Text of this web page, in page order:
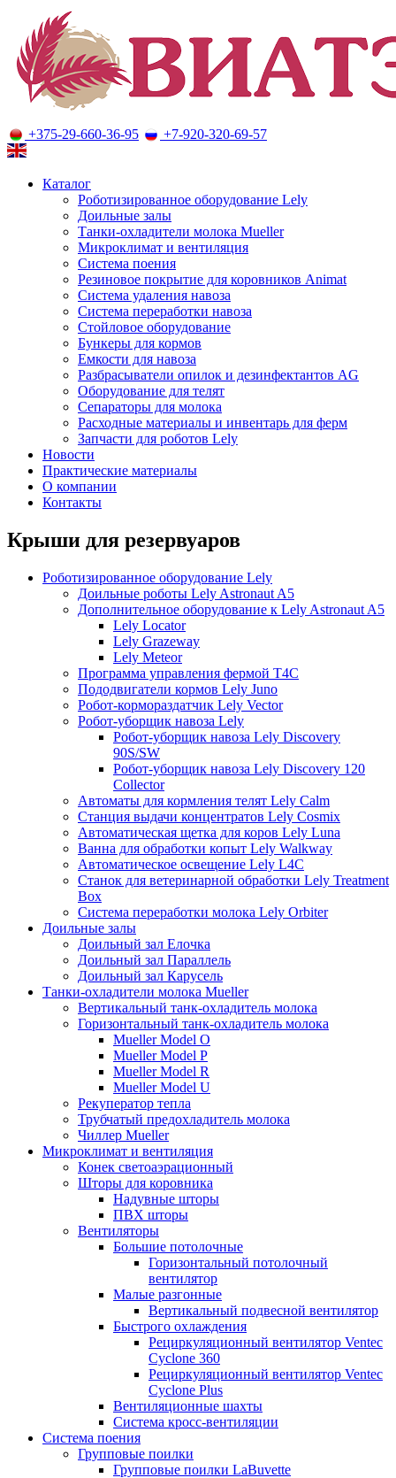
Оборудование для молочного животноводства
+375-29-660-36-95 +7-920-320-69-57
Каталог
Роботизированное оборудование Lely
Доильные залы
Танки-охладители молока Mueller
Микроклимат и вентиляция
Система поения
Резиновое покрытие для коровников Animat
Система удаления навоза
Система переработки навоза
Стойловое оборудование
Бункеры для кормов
Емкости для навоза
Разбрасыватели опилок и дезинфектантов AG
Оборудование для телят
Сепараторы для молока
Расходные материалы и инвентарь для ферм
Запчасти для роботов Lely
Новости
Практические материалы
О компании
Контакты
Крыши для резервуаров
Роботизированное оборудование Lely
Доильные роботы Lely Astronaut A5
Дополнительное оборудование к Lely Astronaut A5
Lely Locator
Lely Grazeway
Lely Meteor
Программа управления фермой T4C
Пододвигатели кормов Lely Juno
Робот-кормораздатчик Lely Vector
Робот-уборщик навоза Lely
Робот-уборщик навоза Lely Discovery
90S/SW
Робот-уборщик навоза Lely Discovery 120
Collector
Автоматы для кормления телят Lely Calm
Станция выдачи концентратов Lely Cosmix
Автоматическая щетка для коров Lely Luna
Ванна для обработки копыт Lely Walkway
Автоматическое освещение Lely L4C
Станок для ветеринарной обработки Lely Treatment
Box
Система переработки молока Lely Orbiter
Доильные залы
Доильный зал Елочка
Доильный зал Параллель
Доильный зал Карусель
Танки-охладители молока Mueller
Вертикальный танк-охладитель молока
Горизонтальный танк-охладитель молока
Mueller Model O
Mueller Model P
Mueller Model R
Mueller Model U
Рекуператор тепла
Трубчатый предохладитель молока
Чиллер Mueller
Микроклимат и вентиляция
Конек светоаэрационный
Шторы для коровника
Надувные шторы
ПВХ шторы
Вентиляторы
Большие потолочные
Горизонтальный потолочный
вентилятор
Малые разгонные
Вертикальный подвесной вентилятор
Быстрого охлаждения
Рециркуляционный вентилятор Ventec
Cyclone 360
Рециркуляционный вентилятор Ventec
Cyclone Plus
Вентиляционные шахты
Система кросс-вентиляции
Система поения
Групповые поилки
Групповые поилки LaBuvette